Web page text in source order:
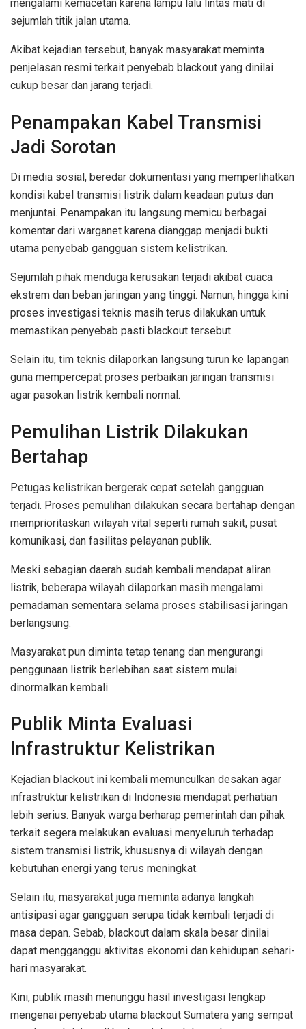
mengalami kemacetan karena lampu lalu lintas mati di
sejumlah titik jalan utama.
Akibat kejadian tersebut, banyak masyarakat meminta
penjelasan resmi terkait penyebab blackout yang dinilai
cukup besar dan jarang terjadi.
Penampakan Kabel Transmisi
Jadi Sorotan
Di media sosial, beredar dokumentasi yang memperlihatkan
kondisi kabel transmisi listrik dalam keadaan putus dan
menjuntai. Penampakan itu langsung memicu berbagai
komentar dari warganet karena dianggap menjadi bukti
utama penyebab gangguan sistem kelistrikan.
Sejumlah pihak menduga kerusakan terjadi akibat cuaca
ekstrem dan beban jaringan yang tinggi. Namun, hingga kini
proses investigasi teknis masih terus dilakukan untuk
memastikan penyebab pasti blackout tersebut.
Selain itu, tim teknis dilaporkan langsung turun ke lapangan
guna mempercepat proses perbaikan jaringan transmisi
agar pasokan listrik kembali normal.
Pemulihan Listrik Dilakukan
Bertahap
Petugas kelistrikan bergerak cepat setelah gangguan
terjadi. Proses pemulihan dilakukan secara bertahap dengan
memprioritaskan wilayah vital seperti rumah sakit, pusat
komunikasi, dan fasilitas pelayanan publik.
Meski sebagian daerah sudah kembali mendapat aliran
listrik, beberapa wilayah dilaporkan masih mengalami
pemadaman sementara selama proses stabilisasi jaringan
berlangsung.
Masyarakat pun diminta tetap tenang dan mengurangi
penggunaan listrik berlebihan saat sistem mulai
dinormalkan kembali.
Publik Minta Evaluasi
Infrastruktur Kelistrikan
Kejadian blackout ini kembali memunculkan desakan agar
infrastruktur kelistrikan di Indonesia mendapat perhatian
lebih serius. Banyak warga berharap pemerintah dan pihak
terkait segera melakukan evaluasi menyeluruh terhadap
sistem transmisi listrik, khususnya di wilayah dengan
kebutuhan energi yang terus meningkat.
Selain itu, masyarakat juga meminta adanya langkah
antisipasi agar gangguan serupa tidak kembali terjadi di
masa depan. Sebab, blackout dalam skala besar dinilai
dapat mengganggu aktivitas ekonomi dan kehidupan sehari-
hari masyarakat.
Kini, publik masih menunggu hasil investigasi lengkap
mengenai penyebab utama blackout Sumatera yang sempat